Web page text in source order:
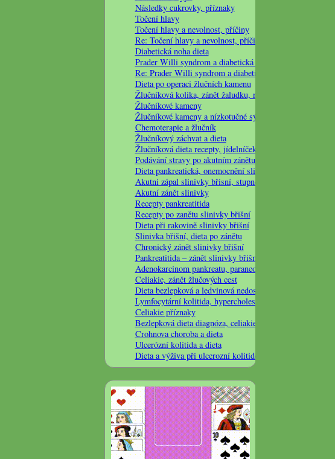
Následky cukrovky, příznaky
Točení hlavy
Točení hlavy a nevolnost, příčiny
Re: Točení hlavy a nevolnost, příčiny
Diabetická noha dieta
Prader Willi syndrom a diabetická dieta
Re: Prader Willi syndrom a diabetická dieta
Dieta po operaci žlučních kamenu
Žlučníková kolika, zánět žaludku, nadýmaní
Žlučníkové kameny
Žlučníkové kameny a nízkotučné sýry
Chemoterapie a žlučník
Žlučníkový záchvat a dieta
Žlučníková dieta recepty, jídelníček
Podávání stravy po akutním zánětu slinivky břišní
Dieta pankreatická, onemocnění slinivky břišní
Akutni zápal slinivky břisní, stupne a doporučená dieta
Akutní zánět slinivky
Recepty pankreatitida
Recepty po zanětu slinivky břišní
Dieta při rakovině slinivky břišní
Slinivka břišní, dieta po zánětu
Chronický zánět slinivky břišní
Pankreatitida – zánět slinivky břišní
Adenokarcinom pankreatu, paraneoblastická trombocytemie
Celiakie, zánět žlučových cest
Dieta bezlepková a ledvinová nedostatečnost
Lymfocytární kolitida, hypercholesterolemie dieta
Celiakie příznaky
Bezlepková dieta diagnóza, celiakie
Crohnova choroba a dieta
Ulcerózní kolitida a dieta
Dieta a výživa při ulcerozní kolitidě